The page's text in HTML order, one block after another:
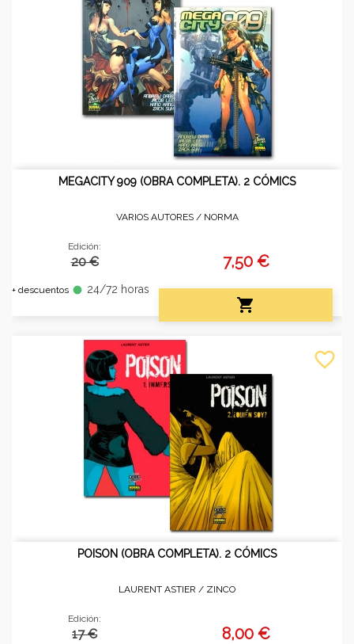
MEGACITY 909 (OBRA COMPLETA). 2 CÓMICS
VARIOS AUTORES / NORMA
Edición:
20 €
+ descuentos fiber_manual_record 24/72 horas
7,50 €

POISON (OBRA COMPLETA). 2 CÓMICS
LAURENT ASTIER / ZINCO
Edición:
17 € 8,00 €
favorite_border